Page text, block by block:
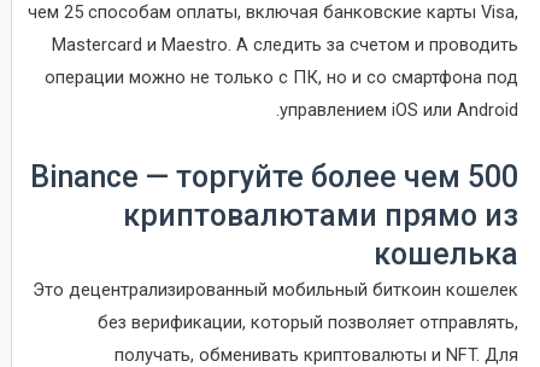
чем 25 способам оплаты, включая банковские карты Visa,
Mastercard и Maestro. А следить за счетом и проводить
операции можно не только с ПК, но и со смартфона под
управлением iOS или Android.
Binance — торгуйте более чем 500
криптовалютами прямо из
кошелька
Это децентрализированный мобильный биткоин кошелек
без верификации, который позволяет отправлять,
получать, обменивать криптовалюты и NFT. Для